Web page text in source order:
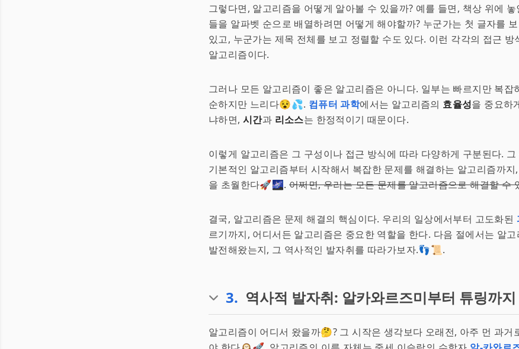
그렇다면, 알고리즘을 어떻게 알아볼 수 있을까? 예를 들면, 책상 위에 놓
들을 알파벳 순으로 배열하려면 어떻게 해야할까? 누군가는 첫 글자를
있고, 누군가는 제목 전체를 보고 정렬할 수도 있다. 이런 각각의 접근 방
알고리즘이다.
그러나 모든 알고리즘이 좋은 알고리즘은 아니다. 일부는 빠르지만 복잡
순하지만 느리다😵💦. 컴퓨터 과학에서는 알고리즘의 효율성을 중요하
냐하면, 시간과 리소스는 한정적이기 때문이다.
이렇게 알고리즘은 그 구성이나 접근 방식에 따라 다양하게 구분된다.
기본적인 알고리즘부터 시작해서 복잡한 문제를 해결하는 알고리즘까
을 초월한다🚀🌌. 어쩌면, 우리는 모든 문제를 알고리즘으로 해결할 수
결국, 알고리즘은 문제 해결의 핵심이다. 우리의 일상에서부터 고도화된
르기까지, 어디서든 알고리즘은 중요한 역할을 한다. 다음 절에서는 알고
발전해왔는지, 그 역사적인 발자취를 따라가보자.👣📜.
3. 역사적 발자취: 알카와르즈미부터 튜링까지
알고리즘이 어디서 왔을까🤔? 그 시작은 생각보다 오래전, 아주 먼 과거